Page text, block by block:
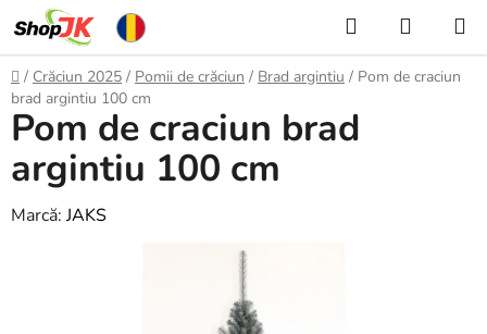
conținut
Căutare
DE
Acasă
/ Crăciun 2025 / Pomii de crăciun / Brad argintiu / Pom de craciun
brad argintiu 100 cm
Pom de craciun brad
argintiu 100 cm
Marcă:JAKS